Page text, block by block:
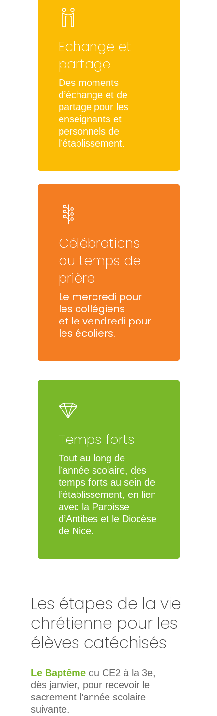
Echange et
partage
Des moments
d’échangeet de
partage pour les
enseignants et
personnels de
l’établissement.
Célébrations
ou temps de
prière
Le mercredi pour
les collégiens
et le vendredi pour
les écoliers.
Temps forts
Tout au long de
l’année scolaire, des
temps forts au sein de
l’établissement, en lien
avec la Paroisse
d’Antibes et le Diocèse
de Nice.
Les étapes de la vie
chrétienne pour les
élèves catéchisés
Le Baptême du CE2 à la 3e,
dès janvier, pour recevoir le
sacrement l’année scolaire
suivante.